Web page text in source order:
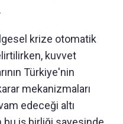
krize otomatik
kuvvet
Türkiye'nin
mekanizmaları
edeceği altı